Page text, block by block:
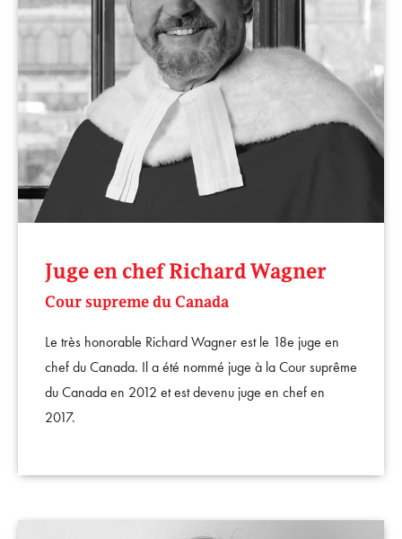
Juge en chef Richard Wagner
Cour supreme du Canada
Le très honorable Richard Wagner est le 18e juge en
chef du Canada. Il a été nommé juge à la Cour suprême
du Canada en 2012 et est devenu juge en chef en
2017.